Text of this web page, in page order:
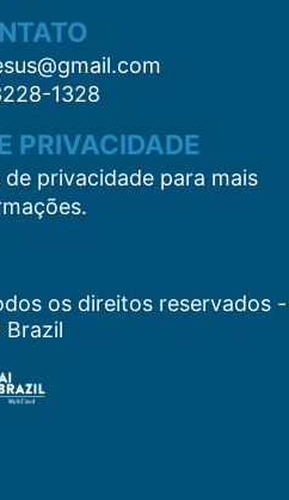
1328
PRIVACIDADE
privacidade para mais
os direitos reservados -
Brazil